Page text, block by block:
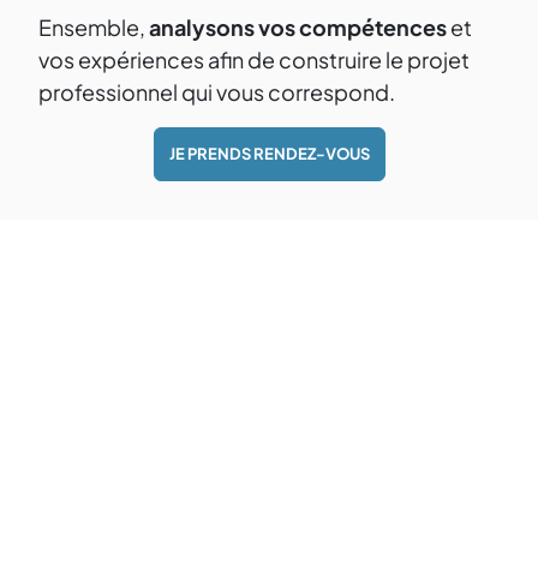
Ensemble, analysons vos compétenceset
vos expériences afin de construire le projet
professionnel qui vous correspond.
JE PRENDS RENDEZ-VOUS